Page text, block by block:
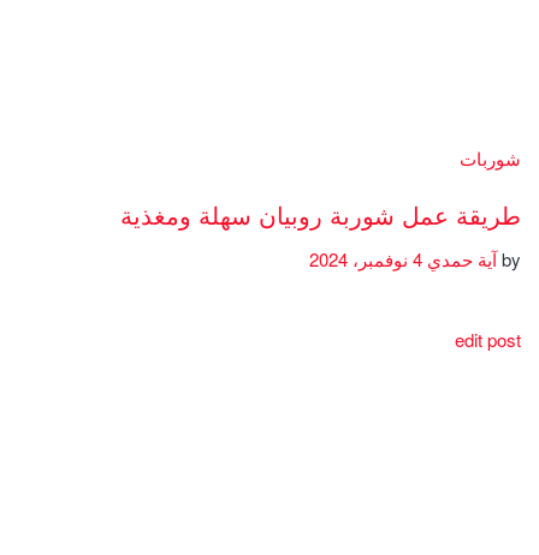
شوربات
طريقة عمل شوربة روبيان سهلة ومغذية
byآية حمدي
edit post